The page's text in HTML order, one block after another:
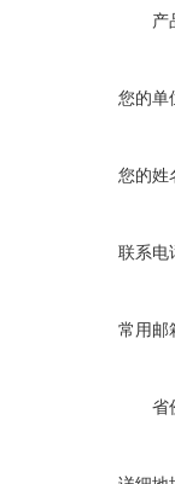
产
您的单
您的姓
联系电
常用邮
省